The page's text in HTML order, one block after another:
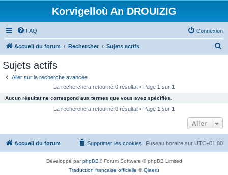
Korvigelloù An DROUIZIG
FAQ Connexion
Accueil du forum Rechercher Sujets actifs
c
e
Sujets actifs
Aller sur la recherche avancée
La recherche a retourné 0 résultat • Page 1 sur 1
Aucun résultat ne correspond aux termes que vous avez spécifiés.
La recherche a retourné 0 résultat • Page 1 sur 1
Aller
Accueil du forum Fuseau horaire sur UTC+01:00
Supprimer les cookies
Développé parphpBB® Forum Software © phpBB Limited
Traduction française officielle ©Qiaeru